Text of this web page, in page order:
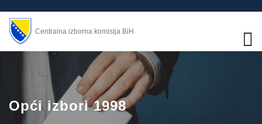
Centralna izborna komisija BiH
Opći izbori 1998